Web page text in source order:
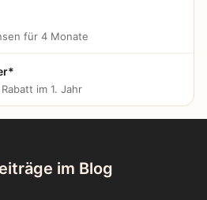
für 4 Monate
im 1. Jahr
im Blog